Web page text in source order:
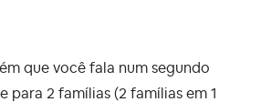
que você fala num segundo
para 2 famílias (2 famílias em 1